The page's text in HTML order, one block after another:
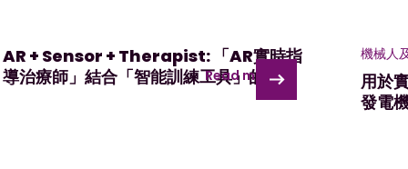
AR + Sensor + Therapist: 「AR實時指
導治療師」結合「智能訓練工具」的復康
Read more >
機械人
用於
發電